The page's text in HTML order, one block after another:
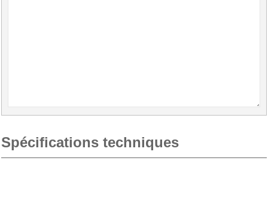
Spécifications techniques